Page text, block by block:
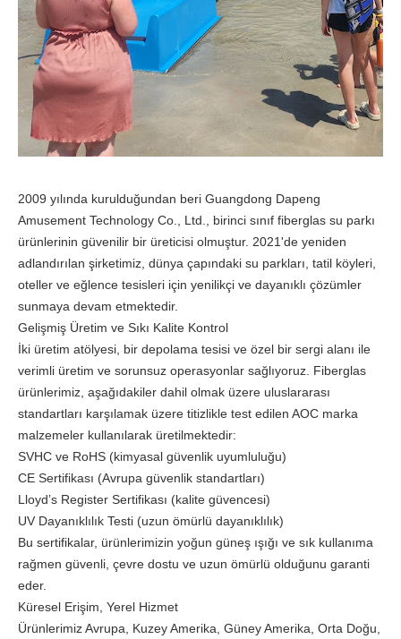
2009 yılında kurulduğundan beri Guangdong Dapeng
Amusement Technology Co., Ltd., birinci sınıf fiberglas su parkı
ürünlerinin güvenilir bir üreticisi olmuştur. 2021'de yeniden
adlandırılan şirketimiz, dünya çapındaki su parkları, tatil köyleri,
oteller ve eğlence tesisleri için yenilikçi ve dayanıklı çözümler
sunmaya devam etmektedir.
Gelişmiş Üretim ve Sıkı Kalite Kontrol
İki üretim atölyesi, bir depolama tesisi ve özel bir sergi alanı ile
verimli üretim ve sorunsuz operasyonlar sağlıyoruz. Fiberglas
ürünlerimiz, aşağıdakiler dahil olmak üzere uluslararası
standartları karşılamak üzere titizlikle test edilen AOC marka
malzemeler kullanılarak üretilmektedir:
SVHC ve RoHS (kimyasal güvenlik uyumluluğu)
CE Sertifikası (Avrupa güvenlik standartları)
Lloyd’s Register Sertifikası (kalite güvencesi)
UV Dayanıklılık Testi (uzun ömürlü dayanıklılık)
Bu sertifikalar, ürünlerimizin yoğun güneş ışığı ve sık kullanıma
rağmen güvenli, çevre dostu ve uzun ömürlü olduğunu garanti
eder.
Küresel Erişim, Yerel Hizmet
Ürünlerimiz Avrupa, Kuzey Amerika, Güney Amerika, Orta Doğu,